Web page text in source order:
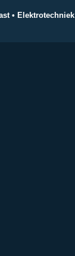
• Elektrotechniek